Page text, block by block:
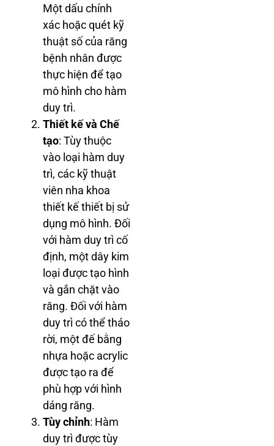
Một dấu chính
xác hoặc quét kỹ
thuật số của răng
bệnh nhân được
thực hiện để tạo
mô hình cho hàm
duy trì.
Thiết kế và Chế
tạo: Tùy thuộc
vào loại hàm duy
trì, các kỹ thuật
viên nha khoa
thiết kế thiết bị sử
dụng mô hình. Đối
với hàm duy trì cố
định, một dây kim
loại được tạo hình
và gắn chặt vào
răng. Đối với hàm
duy trì có thể tháo
rời, một đế bằng
nhựa hoặc acrylic
được tạo ra để
phù hợp với hình
dáng răng.
Tùy chỉnh: Hàm
duy trì được tùy